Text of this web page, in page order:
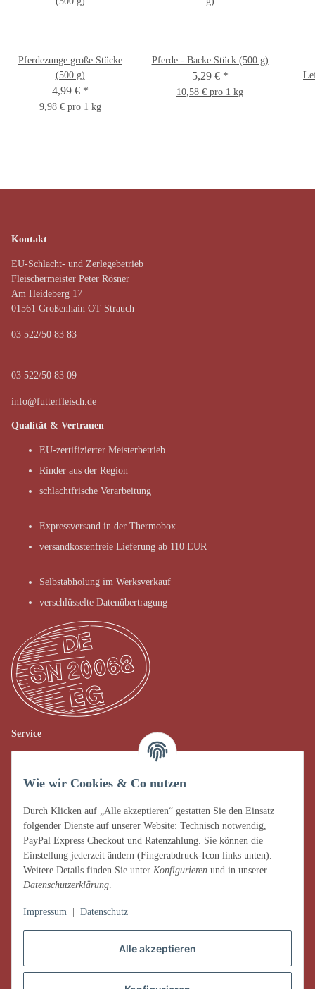
Alle akzeptieren
Wie wir Cookies & Co nutzen
Durch Klicken auf „Alle akzeptieren“ gestatten Sie den Einsatz
folgender Dienste auf unserer Website: Technisch notwendig,
PayPal Express Checkout und Ratenzahlung. Sie können die
Einstellung jederzeit ändern (Fingerabdruck-Icon links unten).
Weitere Details finden Sie unter Konfigurieren und in unserer
Datenschutzerklärung.
Impressum Datenschutz
Pferdezunge große Stücke
(500 g)
4,99 € *
9,98 € pro 1 kg
Pferde - Backe Stück (500 g)
5,29 € *
10,58 € pro 1 kg
Kontakt
EU-Schlacht- und Zerlegebetrieb
Fleischermeister Peter Rösner
Am Heideberg 17
01561 Großenhain OT Strauch
03 522/50 83 83
03 522/50 83 09
info@futterfleisch.de
Qualität & Vertrauen
EU-zertifizierter Meisterbetrieb
Rinder aus der Region
schlachtfrische Verarbeitung
Expressversand in der Thermobox
versandkostenfreie Lieferung ab 110 EUR
Selbstabholung im Werksverkauf
verschlüsselte Datenübertragung
Service
AGB
Impressum
Datenschutz
Widerrufsrecht
Zahlung & Versand